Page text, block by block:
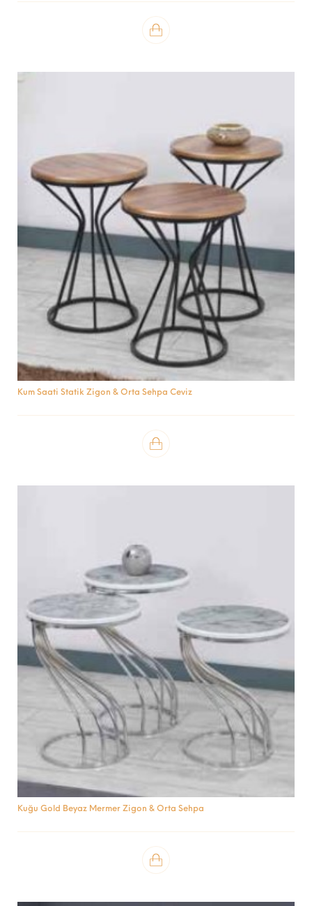
Kum Saati Statik Zigon & Orta Sehpa Ceviz
Kuğu Gold Beyaz Mermer Zigon & Orta Sehpa